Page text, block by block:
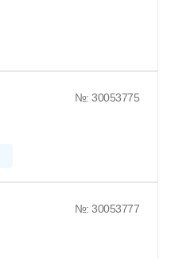
№: 30053775
№: 30053777